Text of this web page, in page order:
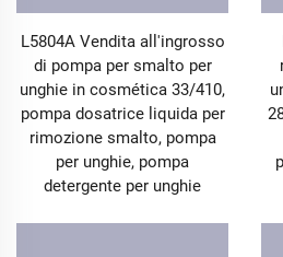
L5804A Vendita all'ingrosso
di pompa per smalto per
unghie in cosmética 33/410,
pompa dosatrice liquida per
rimozione smalto, pompa
per unghie, pompa
detergente per unghie